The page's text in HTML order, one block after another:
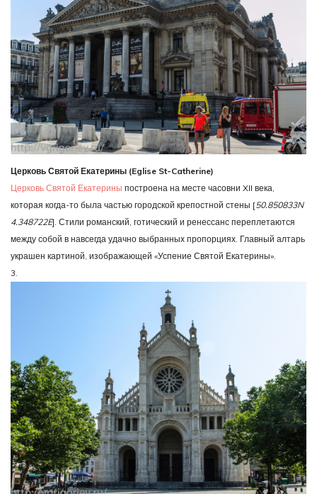
Церковь Святой Екатерины (Eglise St-Catherine)
Церковь Святой Екатерины построена на месте часовни XII века,
которая когда-то была частью городской крепостной стены [50.850833N
4.348722E]. Стили романский, готический и ренессанс переплетаются
между собой в навсегда удачно выбранных пропорциях. Главный алтарь
украшен картиной, изображающей «Успение Святой Екатерины».
3.